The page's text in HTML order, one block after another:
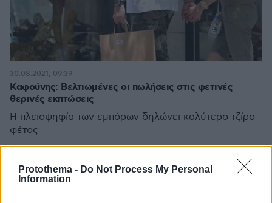
Protothema - Do Not Process My Personal
Information
Καφούνης: Βελτιωμένες οι πωλήσεις στις φετινές
θερινές εκπτώσεις
Η πλειοψηφία των εμπόρων δηλώνει καλύτερο τζίρο
φέτος
30.08.2021, 09:39